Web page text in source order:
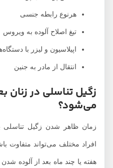
هرنوع رابطه جنسی
تیغ اصلاح آلوده به ویروس
اپیلاسیون و لیزر با دستگاه‌های
انتقال از مادر به جنین
زگیل تناسلی در زنان
می‌شود؟
افراد مختلف می‌تواند متفاوت باشد.
هفته یا چند ماه بعد از آلوده شدن